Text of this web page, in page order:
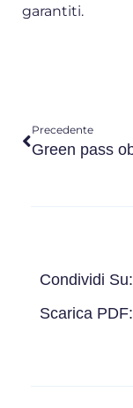
garantiti.
Precedente
Condividi Su:
Scarica PDF: